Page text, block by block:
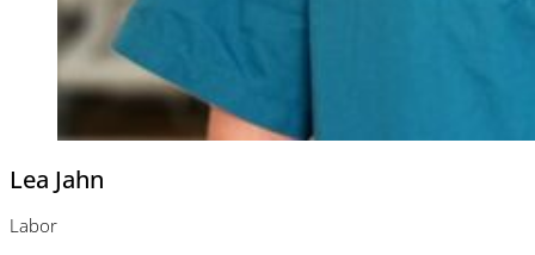
Lea Jahn
Labor